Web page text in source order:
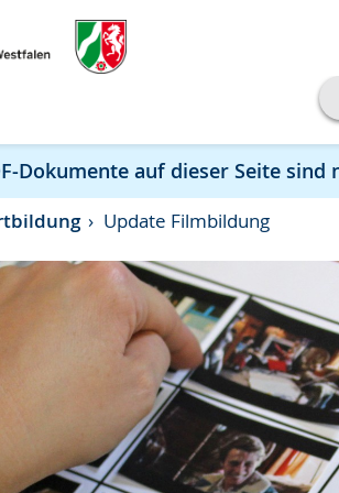
Dokumente auf dieser Seite
Update Filmbildung